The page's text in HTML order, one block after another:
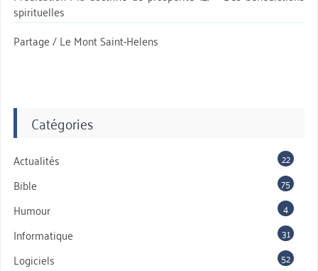
spirituelles
Partage / Le Mont Saint-Helens
Catégories
Actualités 22
Bible 75
Humour 4
Informatique 31
Logiciels 52